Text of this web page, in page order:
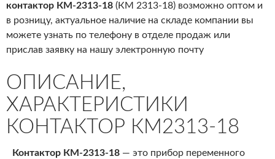
контактор КМ-2313-18 (КМ 2313-18) возможно оптом и
в розницу, актуальное наличие на складе компании вы
можете узнать по телефону в отделе продаж или
прислав заявку на нашу электронную почту
ОПИСАНИЕ,
ХАРАКТЕРИСТИКИ
КОНТАКТОР КМ2313-18
Контактор КМ-2313-18 — это прибор переменного